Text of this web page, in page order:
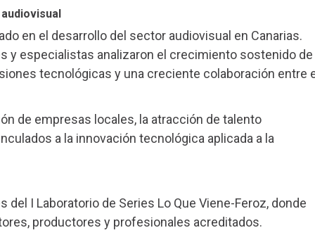
en el desarrollo del sector audiovisual en Canarias.
y especialistas analizaron el crecimiento sostenido de
tecnológicas y una creciente colaboración entre
de empresas locales, la atracción de talento
a la innovación tecnológica aplicada a la
I Laboratorio de Series Lo Que Viene-Feroz, donde
productores y profesionales acreditados.